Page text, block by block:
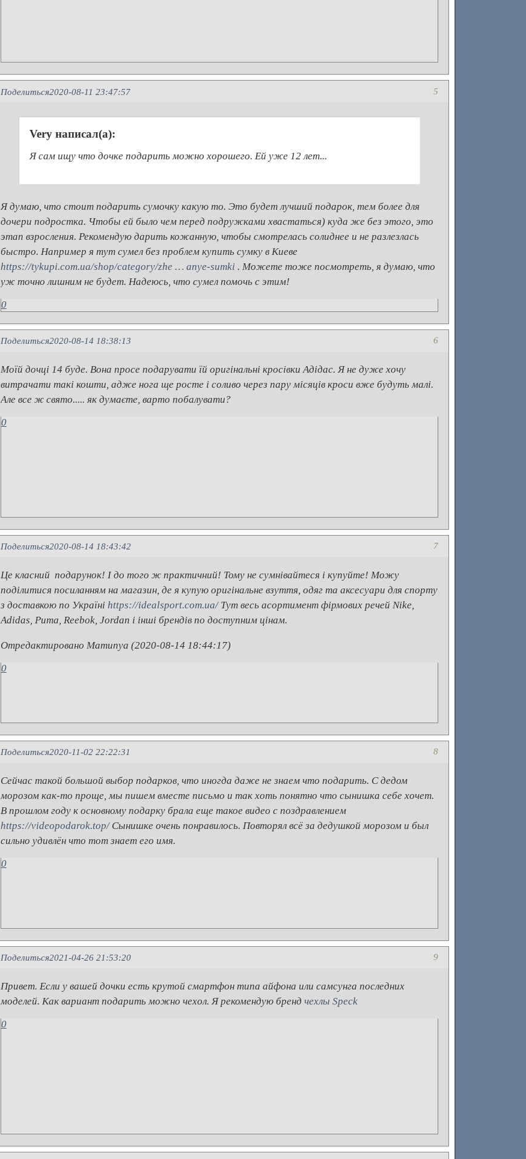
Поделиться 5
2020-08-11 23:47:57
Very написал(а):
Я сам ищу что дочке подарить можно хорошего. Ей уже 12 лет...
Я думаю, что стоит подарить сумочку какую то. Это будет лучший подарок, тем более для
дочери подростка. Чтобы ей было чем перед подружками хвастаться) куда же без этого, это
этап взросления. Рекомендую дарить кожанную, чтобы смотрелась солиднее и не разлезлась
быстро. Например я тут сумел без проблем купить сумку в Киеве
https://tykupi.com.ua/shop/category/zhe … anye-sumki . Можете тоже посмотреть, я думаю, что
уж точно лишним не будет. Надеюсь, что сумел помочь с этим!
0
Поделиться 6
2020-08-14 18:38:13
Моїй дочці 14 буде. Вона просе подарувати їй оригінальні кросівки Адідас. Я не дуже хочу
витрачати такі кошти, адже нога ще росте і соливо через пару місяців кроси вже будуть малі.
Але все ж свято..... як думаєте, варто побалувати?
0
Поделиться 7
2020-08-14 18:43:42
Це класний подарунок! І до того ж практичний! Тому не сумнівайтеся і купуйте! Можу
поділитися посиланням на магазин, де я купую оригінальне взуття, одяг та аксесуари для спорту
з доставкою по Україні https://idealsport.com.ua/Тут весь асортимент фірмових речей Nike,
Adidas, Puma, Reebok, Jordan і інші брендів по доступним цінам.
Отредактировано Mamunya (2020-08-14 18:44:17)
0
Поделиться 8
2020-11-02 22:22:31
Сейчас такой большой выбор подарков, что иногда даже не знаем что подарить. С дедом
морозом как-то проще, мы пишем вместе письмо и так хоть понятно что сынишка себе хочет.
В прошлом году к основному подарку брала еще такое видео с поздравлением
https://videopodarok.top/Сынишке очень понравилось. Повторял всё за дедушкой морозом и был
сильно удивлён что тот знает его имя.
0
Поделиться 9
2021-04-26 21:53:20
Привет. Если у вашей дочки есть крутой смартфон типа айфона или самсунга последних
моделей. Как вариант подарить можно чехол. Я рекомендую бренд чехлы Speck
0